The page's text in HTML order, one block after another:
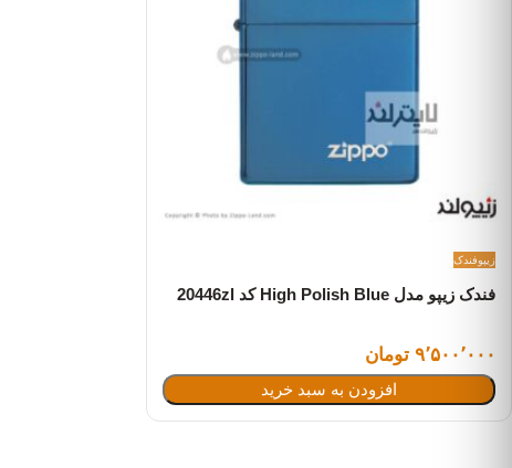
زیپوفندک
فندک زیپو مدل High Polish Blue کد 20446zl
۹٬۵۰۰٬۰۰۰ تومان
افزودن به سبد خرید